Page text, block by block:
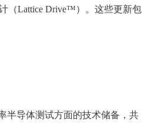
（Lattice Drive™）。这些更新包
半导体测试方面的技术储备，共